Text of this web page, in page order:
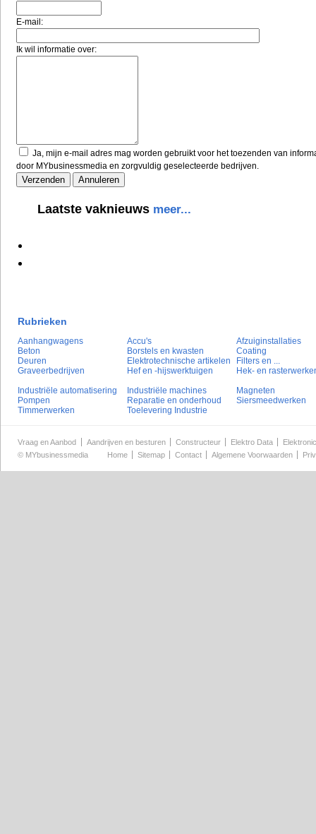
E-mail:
Ik wil informatie over:
Ja, mijn e-mail adres mag worden gebruikt voor het toezenden van
door MYbusinessmedia en zorgvuldig geselecteerde bedrijven.
Laatste vaknieuws meer...
Rubrieken
Aanhangwagens Accu's
Afzuiginstallaties
Beton
Borstels en kwasten
Coating
Deuren
Elektrotechnische artikelen
Filters en ...
Graveerbedrijven
Hef en -hijswerktuigen
Hek- en
Industriële automatisering
Industriële machines
Magneten
Pompen
Reparatie en onderhoud
Siersmeedwerken
Timmerwerken
Toelevering Industrie
Vraag en Aanbod Aandrijven en besturen Constructeur Elektro Data
© MYbusinessmedia Home Sitemap Contact Algemene Voorwaarden